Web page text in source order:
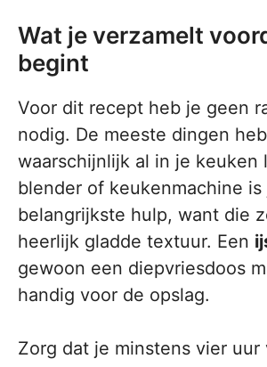
Wat je verzamelt
begint
Voor dit recept heb je geen
nodig. De meeste dingen
waarschijnlijk al in je keuken
blender of keukenmachine is
belangrijkste hulp, want die
heerlijk gladde textuur. Een
gewoon een diepvriesdoos
handig voor de opslag.
Zorg dat je minstens vier uur